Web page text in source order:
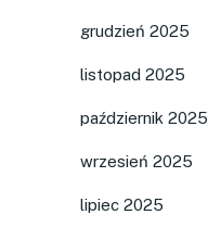
grudzień 2025
listopad 2025
październik 2025
wrzesień 2025
lipiec 2025